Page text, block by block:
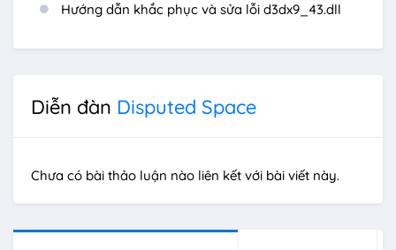
Hướng dẫn khắc phục và sửa lỗi d3dx9_43.dll
Diễn đàn Disputed Space
Chưa có bài thảo luận nào liên kết với bài viết này.